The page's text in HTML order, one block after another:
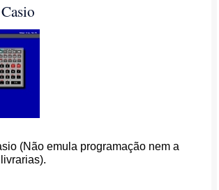
(Não emula programação nem a